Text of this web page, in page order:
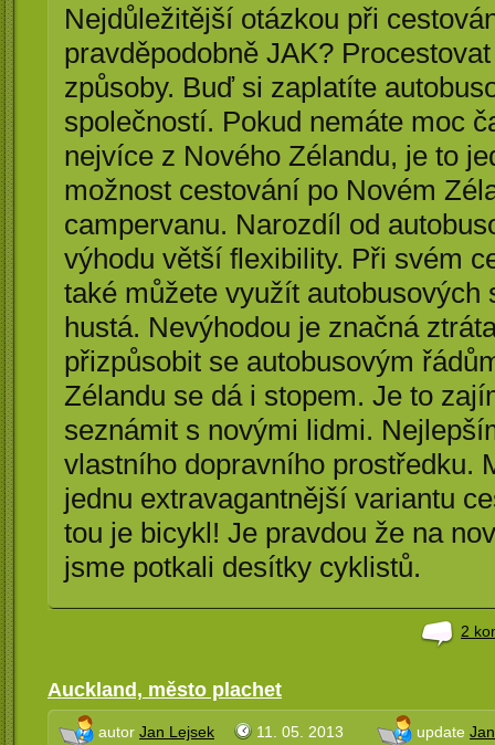
Nejdůležitější otázkou při
pravděpodobně JAK?
způsoby. Buď si zaplatíte
společností. Pokud nemáte moc
nejvíce z Nového Zélandu, je to
možnost cestování po Novém
campervanu. Narozdíl od
výhodu větší flexibility. Při svém
také můžete využít
hustá. Nevýhodou je značná
přizpůsobit se autobusovým
Zélandu se dá i stopem. Je to
seznámit s novými lidmi.
vlastního dopravního prostředku.
jednu extravagantnější variantu
tou je bicykl! Je pravdou že na
jsme potkali desítky cyklistů.
2
Auckland, město plachet
autor Jan Lejsek 11. 05. 2013 update